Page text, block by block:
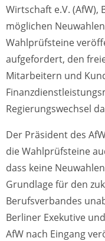
Wirtschaft e.V.
möglichen
Wahlprüfsteine
aufgefordert, den
Mitarbeitern und
Regierungswechsel
Der Präsident des
die Wahlprüfsteine
dass keine
Grundlage für den
Berufsverbandes
Berliner Exekutive
AfW nach Eingang